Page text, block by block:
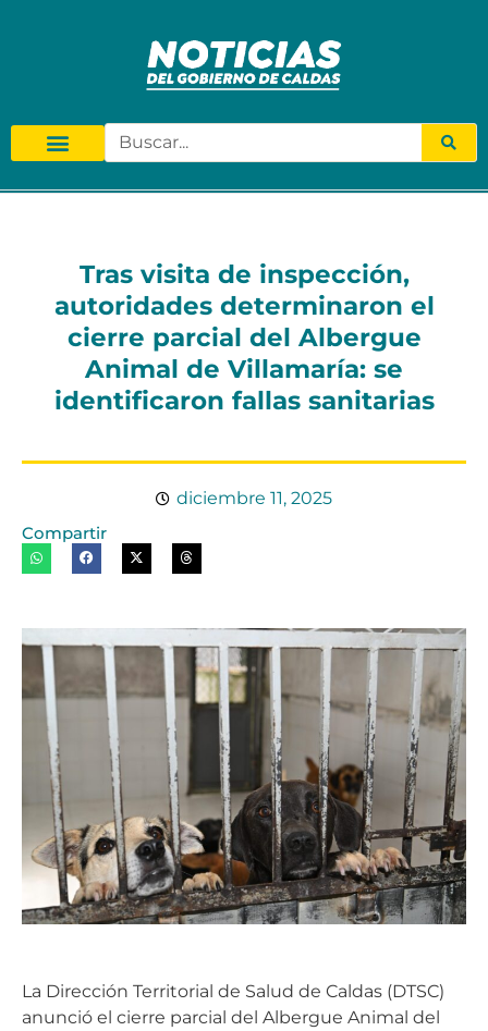
Tras visita de inspección,
autoridades determinaron el
cierre parcial del Albergue
Animal de Villamaría: se
identificaron fallas sanitarias
diciembre 11, 2025
Compartir
La Dirección Territorial de Salud de Caldas (DTSC)
anunció el cierre parcial del Albergue Animal del